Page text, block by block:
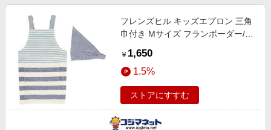
フレンズヒル キッズエプロン 三角
巾付き Mサイズ フランボーダー/ネ
￥ 1,650
1.5%
ストアにすすむ